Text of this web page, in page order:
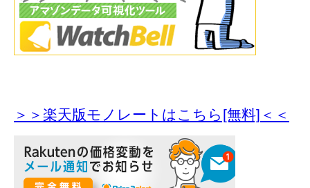
＞＞楽天版モノレートはこちら[無料]＜＜